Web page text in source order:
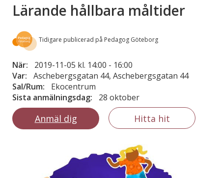
Lärande hållbara måltider
Tidigare publicerad på Pedagog Göteborg
När: 2019-11-05 kl. 14:00 - 16:00
Var:
Aschebergsgatan 44, Aschebergsgatan 44
Sal/Rum:
Ekocentrum
Sista anmälningsdag:
28 oktober
Anmäl dig Hitta hit